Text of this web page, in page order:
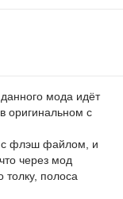
мода идёт
оригинальном с
с флэш файлом, и
через мод
толку, полоса